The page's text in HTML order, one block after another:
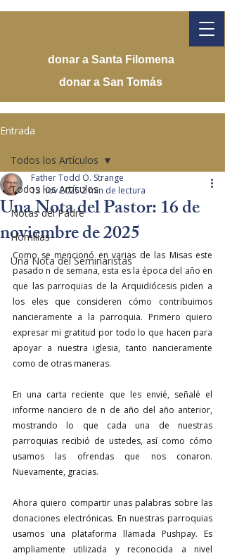
donar a Santa Filomena
donar a San Tomás
Entrada
Todos los Artículos
Notas del Padre
Homilías
Una Nota del Seminaristas
Todos los Artículos
Una Nota del Pastor: 16 de
noviembre de 2025
Father Todd O. Strange
13 nov 20252 min de lectura
Como se mencionó en varias de las Misas este
pasado n de semana, esta es la época del año en
que las parroquias de la Arquidiócesis piden a
los eles que consideren cómo contribuimos
nancieramente a la parroquia. Primero quiero
expresar mi gratitud por todo lo que hacen para
apoyar a nuestra iglesia, tanto nancieramente
como de otras maneras.
En una carta reciente que les envié, señalé el
informe nanciero de n de año del año anterior,
mostrando lo que cada una de nuestras
parroquias recibió de ustedes, así como cómo
usamos las ofrendas que nos conaron.
Nuevamente, gracias.
Ahora quiero compartir unas palabras sobre las
donaciones electrónicas. En nuestras parroquias
usamos una plataforma llamada Pushpay. Es
ampliamente utilizada y reconocida a nivel